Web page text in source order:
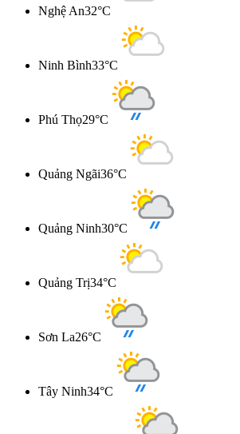
Nghệ An32°C
Ninh Bình33°C
Phú Thọ29°C
Quảng Ngãi36°C
Quảng Ninh30°C
Quảng Trị34°C
Sơn La26°C
Tây Ninh34°C